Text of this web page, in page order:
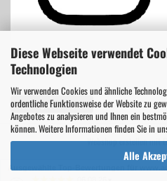
Diese Webseite verwendet
Technologien
Wir verwenden Cookies und ähnliche
ordentliche Funktionsweise der Website zu
Angebotes zu analysieren und Ihnen ein
können. Weitere Informationen finden Sie in
Alle
Vertrag widerrufen
Webshop erstellenmit
Ausgewählte Top-Bewertungen für